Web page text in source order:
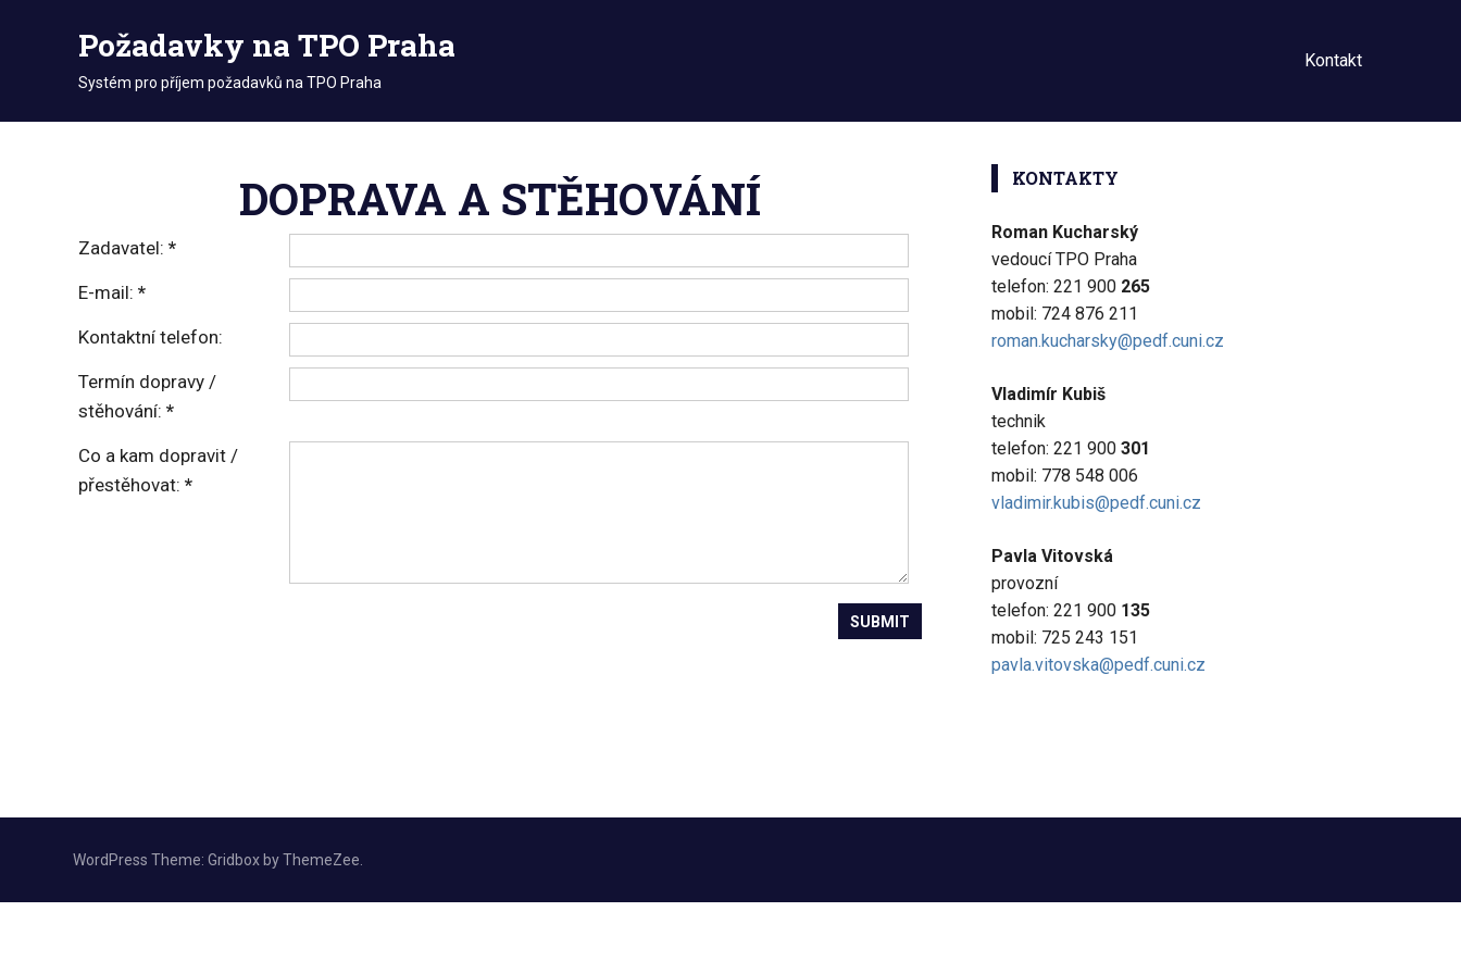
Požadavky na TPO Praha
Systém pro příjem požadavků na TPO Praha
Kontakt
DOPRAVA A STĚHOVÁNÍ
Zadavatel: *
E-mail: *
Kontaktní telefon:
Termín dopravy /
stěhování: *
Co a kam dopravit /
přestěhovat: *
SUBMIT
KONTAKTY
Roman Kucharský
vedoucí TPO Praha
telefon: 221 900 265
mobil: 724 876 211
roman.kucharsky@pedf.cuni.cz
Vladimír Kubiš
technik
telefon: 221 900 301
mobil: 778 548 006
vladimir.kubis@pedf.cuni.cz
Pavla Vitovská
provozní
telefon: 221 900 135
mobil: 725 243 151
pavla.vitovska@pedf.cuni.cz
WordPress Theme: Gridbox by ThemeZee.